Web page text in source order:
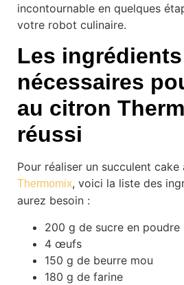
incontournable en quelques
votre robot culinaire.
Les ingrédients
nécessaires
au citron
réussi
Pour réaliser un succulent
Thermomix, voici la liste des
aurez besoin :
200 g de sucre en poudre
4 œufs
150 g de beurre mou
180 g de farine